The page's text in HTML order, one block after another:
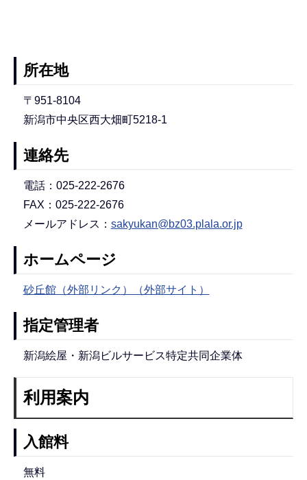
所在地
〒951-8104
新潟市中央区西大畑町5218-1
連絡先
電話：025-222-2676
FAX：025-222-2676
メールアドレス： sakyukan@bz03.plala.or.jp
ホームページ
砂丘館（外部リンク）（外部サイト）
指定管理者
新潟絵屋・新潟ビルサービス特定共同企業体
利用案内
入館料
無料